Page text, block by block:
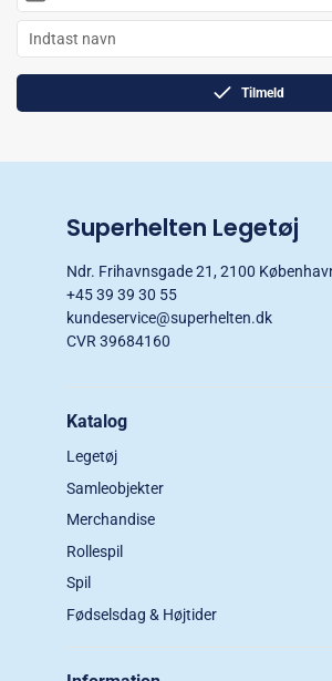
Tilmeld
Superhelten Legetøj
Ndr. Frihavnsgade 21, 2100
+45 39 39 30 55
kundeservice@superhelten.dk
CVR 39684160
Katalog
Legetøj
Samleobjekter
Merchandise
Rollespil
Spil
Fødselsdag & Højtider